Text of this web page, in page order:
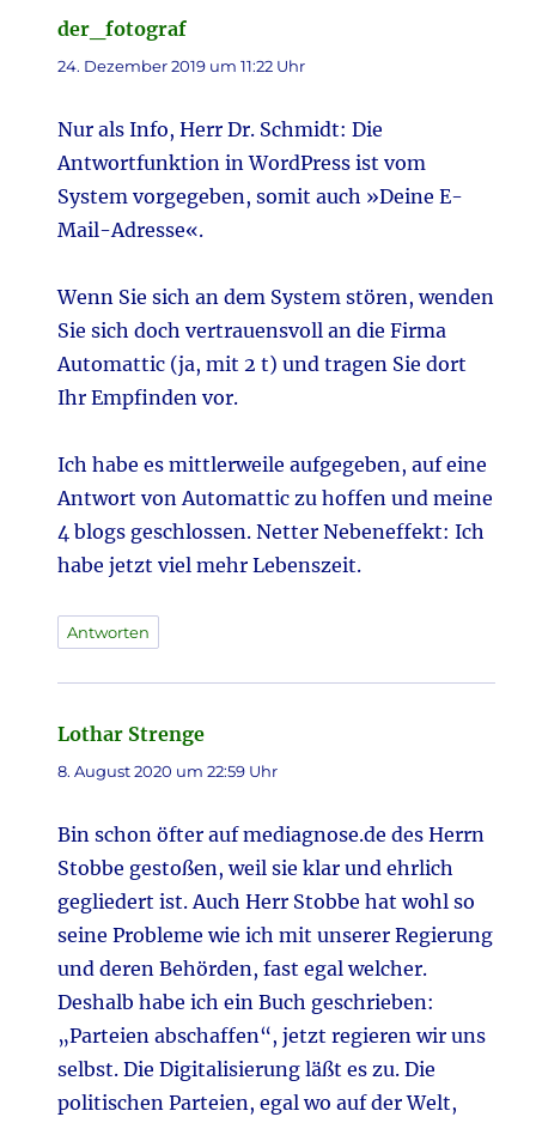
der_fotograf
24. Dezember 2019 um 11:22 Uhr
Nur als Info, Herr Dr. Schmidt: Die
Antwortfunktion in WordPress ist vom
System vorgegeben, somit auch »Deine E-
Mail-Adresse«.
Wenn Sie sich an dem System stören, wenden
Sie sich doch vertrauensvoll an die Firma
Automattic (ja, mit 2 t) und tragen Sie dort
Ihr Empfinden vor.
Ich habe es mittlerweile aufgegeben, auf eine
Antwort von Automattic zu hoffen und meine
4 blogs geschlossen. Netter Nebeneffekt: Ich
habe jetzt viel mehr Lebenszeit.
Antworten
Lothar Strenge
8. August 2020 um 22:59 Uhr
Bin schon öfter auf mediagnose.de des Herrn
Stobbe gestoßen, weil sie klar und ehrlich
gegliedert ist. Auch Herr Stobbe hat wohl so
seine Probleme wie ich mit unserer Regierung
und deren Behörden, fast egal welcher.
Deshalb habe ich ein Buch geschrieben:
„Parteien abschaffen“, jetzt regieren wir uns
selbst. Die Digitalisierung läßt es zu. Die
politischen Parteien, egal wo auf der Welt,